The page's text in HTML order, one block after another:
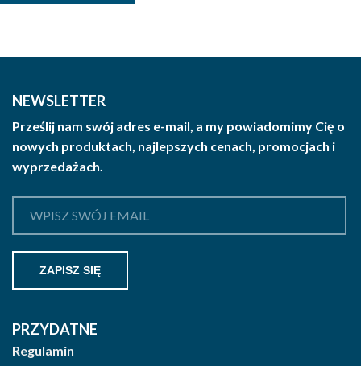
na
stronie
NEWSLETTER
Prześlij nam swój adres e-mail, a my powiadomimy Cię o
nowych produktach, najlepszych cenach, promocjach i
wyprzedażach.
PRZYDATNE
Regulamin